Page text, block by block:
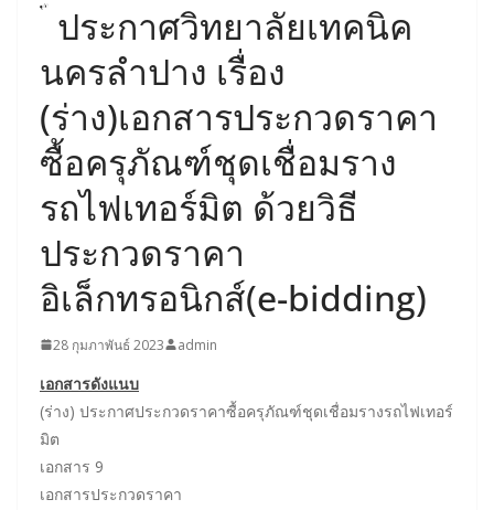
ประกาศวิทยาลัยเทคนิค
นครลำปาง เรื่อง
(ร่าง)เอกสารประกวดราคา
ซื้อครุภัณฑ์ชุดเชื่อมราง
รถไฟเทอร์มิต ด้วยวิธี
ประกวดราคา
อิเล็กทรอนิกส์(e-bidding)
28 กุมภาพันธ์ 2023 admin
เอกสารดังแนบ
(ร่าง) ประกาศประกวดราคาซื้อครุภัณฑ์ชุดเชื่อมรางรถไฟเทอร์
มิต
เอกสาร 9
เอกสารประกวดราคา